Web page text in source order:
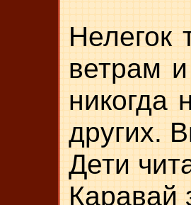
ветрам
никогда
других.
Дети